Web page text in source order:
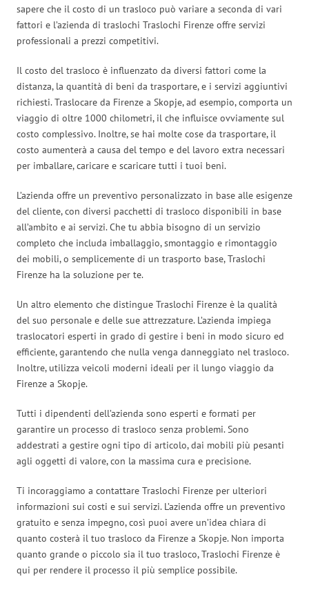
sapere che il costo di un trasloco può variare a seconda di vari
fattori e l’azienda di traslochi Traslochi Firenze offre servizi
professionali a prezzi competitivi.
Il costo del trasloco è influenzato da diversi fattori come la
distanza, la quantità di beni da trasportare, e i servizi aggiuntivi
richiesti. Traslocare da Firenze a Skopje, ad esempio, comporta un
viaggio di oltre 1000 chilometri, il che influisce ovviamente sul
costo complessivo. Inoltre, se hai molte cose da trasportare, il
costo aumenterà a causa del tempo e del lavoro extra necessari
per imballare, caricare e scaricare tutti i tuoi beni.
L’azienda offre un preventivo personalizzato in base alle esigenze
del cliente, con diversi pacchetti di trasloco disponibili in base
all’ambito e ai servizi. Che tu abbia bisogno di un servizio
completo che includa imballaggio, smontaggio e rimontaggio
dei mobili, o semplicemente di un trasporto base, Traslochi
Firenze ha la soluzione per te.
Un altro elemento che distingue Traslochi Firenze è la qualità
del suo personale e delle sue attrezzature. L’azienda impiega
traslocatori esperti in grado di gestire i beni in modo sicuro ed
efficiente, garantendo che nulla venga danneggiato nel trasloco.
Inoltre, utilizza veicoli moderni ideali per il lungo viaggio da
Firenze a Skopje.
Tutti i dipendenti dell’azienda sono esperti e formati per
garantire un processo di trasloco senza problemi. Sono
addestrati a gestire ogni tipo di articolo, dai mobili più pesanti
agli oggetti di valore, con la massima cura e precisione.
Ti incoraggiamo a contattare Traslochi Firenze per ulteriori
informazioni sui costi e sui servizi. L’azienda offre un preventivo
gratuito e senza impegno, così puoi avere un’idea chiara di
quanto costerà il tuo trasloco da Firenze a Skopje. Non importa
quanto grande o piccolo sia il tuo trasloco, Traslochi Firenze è
qui per rendere il processo il più semplice possibile.